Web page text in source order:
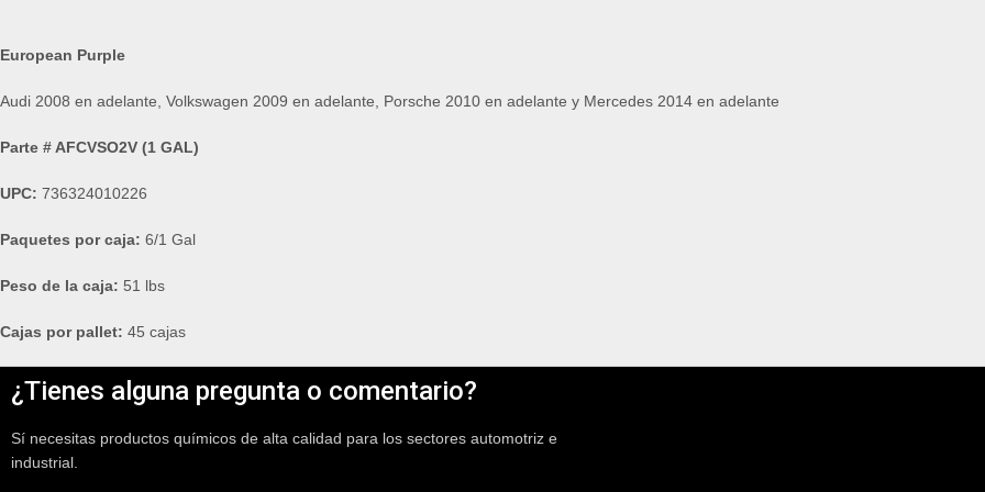
European Purple
Audi 2008 en adelante, Volkswagen 2009 en adelante, Porsche 2010 en adelante y Mercedes 2014 en adelante
Parte # AFCVSO2V (1 GAL)
UPC: 736324010226
Paquetes por caja: 6/1 Gal
Peso de la caja: 51 lbs
Cajas por pallet: 45 cajas
¿Tienes alguna pregunta o comentario?
Sí necesitas productos químicos de alta calidad para los sectores automotriz e
industrial.